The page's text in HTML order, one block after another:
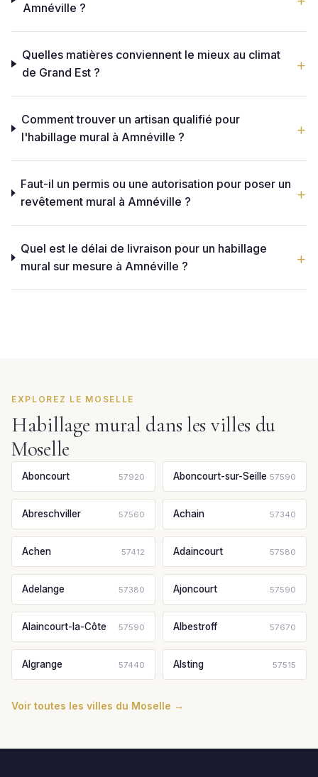
Amnéville ?
Quelles matières conviennent le mieux au climat
de Grand Est ?
Comment trouver un artisan qualifié pour
l'habillage mural à Amnéville ?
Faut-il un permis ou une autorisation pour poser un
revêtement mural à Amnéville ?
Quel est le délai de livraison pour un habillage
mural sur mesure à Amnéville ?
EXPLOREZ LE MOSELLE
Habillage mural dans les villes du
Moselle
Aboncourt 57920 Aboncourt-sur-Seille 57590
Abreschviller 57560 Achain 57340
Achen 57412 Adaincourt 57580
Adelange 57380 Ajoncourt 57590
Alaincourt-la-Côte 57590 Albestroff 57670
Algrange 57440 Alsting 57515
Voir toutes les villes du Moselle →